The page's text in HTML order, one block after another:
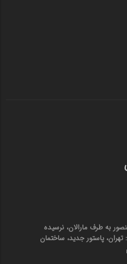
به طرف مارالان، نرسیده
تهران : تهران، پاستور جدید، ساختمان